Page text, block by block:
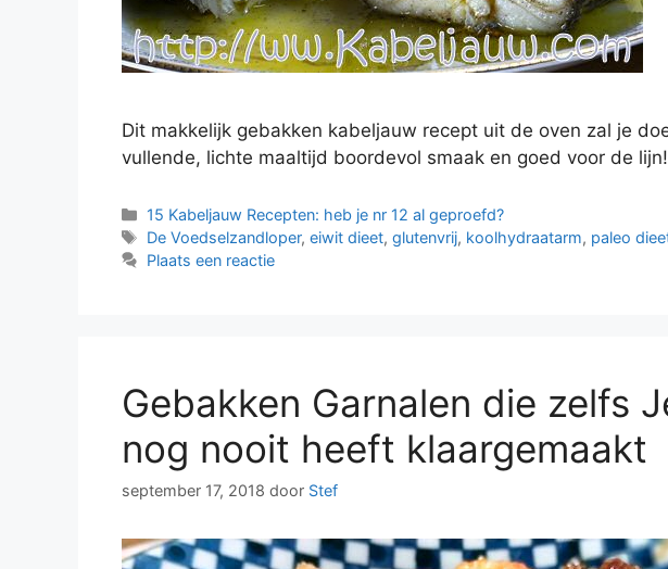
Dit makkelijk gebakken kabeljauw recept uit de oven zal je
vullende, lichte maaltijd boordevol smaak en goed voor de lijn!
Categorieën
15 Kabeljauw Recepten: heb je nr 12 al geproefd?
Tags
De Voedselzandloper,eiwit dieet,glutenvrij, koolhydraatarm, paleo
Plaats een reactie
Gebakken Garnalen die zelfs
nog nooit heeft klaargemaakt
september 17, 2018 door Stef